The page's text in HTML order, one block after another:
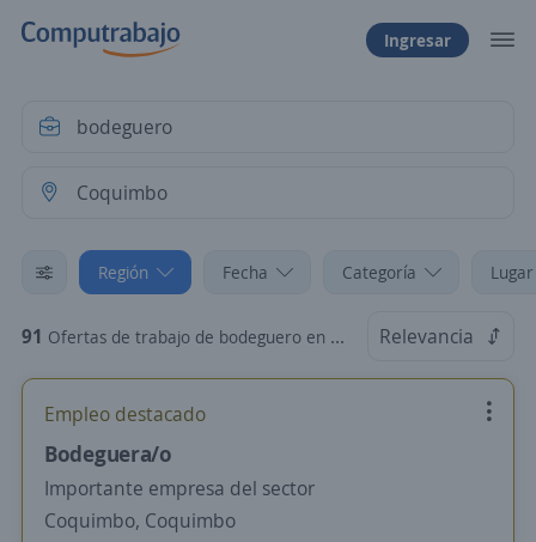
Ingresar
Región Fecha Categoría
91 Ofertas de trabajo de bodeguero en Coquimbo Relevancia
Empleo destacado
Bodeguera/o
Importante empresa del sector
Coquimbo, Coquimbo